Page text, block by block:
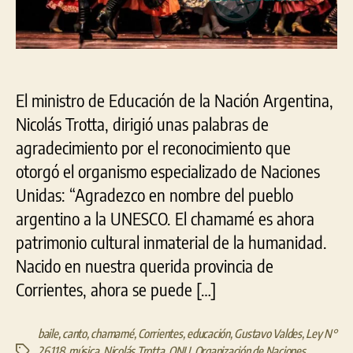
El ministro de Educación de la Nación Argentina,
Nicolás Trotta, dirigió unas palabras de
agradecimiento por el reconocimiento que
otorgó el organismo especializado de Naciones
Unidas: “Agradezco en nombre del pueblo
argentino a la UNESCO. El chamamé es ahora
patrimonio cultural inmaterial de la humanidad.
Nacido en nuestra querida provincia de
Corrientes, ahora se puede […]
baile,canto,chamamé,Corrientes,educación,Gustavo Valdes,Ley N°